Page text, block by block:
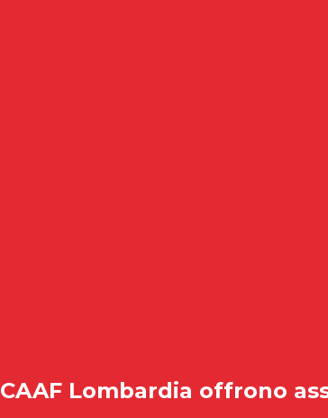
CAAF Lombardia offrono